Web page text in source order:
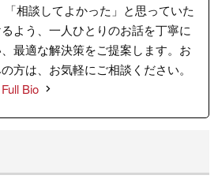
「相談してよかった」と思っていた
よう、一人ひとりのお話を丁寧に
最適な解決策をご提案します。お
方は、お気軽にご相談ください。
Bio